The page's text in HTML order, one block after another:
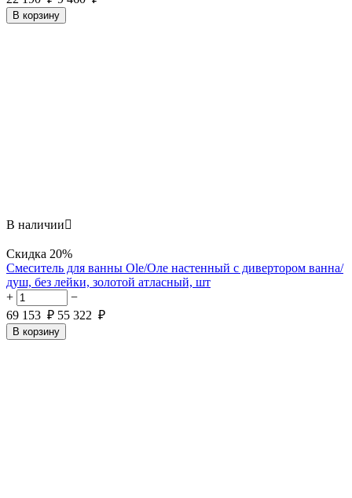
В корзину
В наличии
Скидка 20%
Смеситель для ванны Ole/Оле настенный с дивертором ванна/
душ, без лейки, золотой атласный, шт
+
−
69 153 ₽ 55 322 ₽
В корзину